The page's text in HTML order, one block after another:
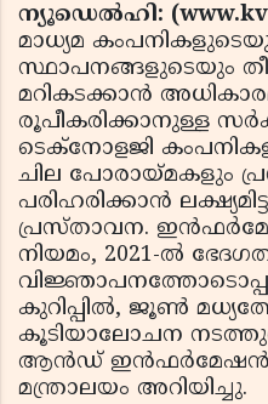
ന്യൂഡെൽഹി:
മാധ്യമ
സ്ഥാപനങ്ങളുടെയും
മറികടക്കാൻ
രൂപീകരിക്കാനുള്ള
ടെക്‌നോളജി
ചില പോരായ്മകളും
പരിഹരിക്കാൻ
പ്രസ്താവന.
നിയമം, 2021-ൽ
കുറിപ്പിൽ, ജൂൺ
കൂടിയാലോചന
ആൻഡ് ഇൻഫർമേഷൻ
മന്ത്രാലയം അറിയിച്ചു.